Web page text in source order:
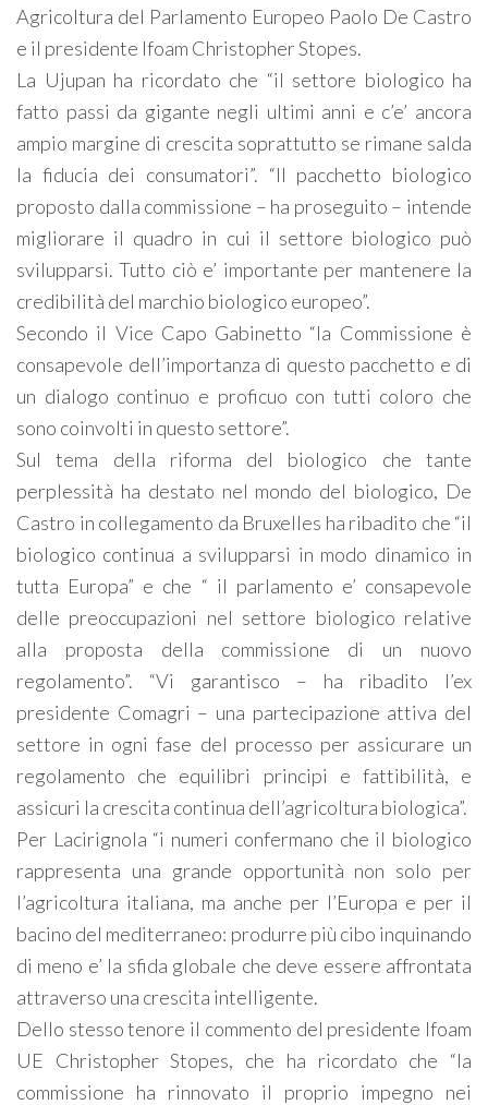
Agricoltura del Parlamento Europeo Paolo De Castro
e il presidente Ifoam Christopher Stopes.
La Ujupan ha ricordato che “il settore biologico ha
fatto passi da gigante negli ultimi anni e c’e’ ancora
ampio margine di crescita soprattutto se rimane salda
la fiducia dei consumatori”. “Il pacchetto biologico
proposto dalla commissione – ha proseguito – intende
migliorare il quadro in cui il settore biologico può
svilupparsi. Tutto ciò e’ importante per mantenere la
credibilità del marchio biologico europeo”.
Secondo il Vice Capo Gabinetto “la Commissione è
consapevole dell’importanza di questo pacchetto e di
un dialogo continuo e proficuo con tutti coloro che
sono coinvolti in questo settore”.
Sul tema della riforma del biologico che tante
perplessità ha destato nel mondo del biologico, De
Castro in collegamento da Bruxelles ha ribadito che “il
biologico continua a svilupparsi in modo dinamico in
tutta Europa” e che “ il parlamento e’ consapevole
delle preoccupazioni nel settore biologico relative
alla proposta della commissione di un nuovo
regolamento”. “Vi garantisco – ha ribadito l’ex
presidente Comagri – una partecipazione attiva del
settore in ogni fase del processo per assicurare un
regolamento che equilibri principi e fattibilità, e
assicuri la crescita continua dell’agricoltura biologica”.
Per Lacirignola “i numeri confermano che il biologico
rappresenta una grande opportunità non solo per
l’agricoltura italiana, ma anche per l’Europa e per il
bacino del mediterraneo: produrre più cibo inquinando
di meno e’ la sfida globale che deve essere affrontata
attraverso una crescita intelligente.
Dello stesso tenore il commento del presidente Ifoam
UE Christopher Stopes, che ha ricordato che “la
commissione ha rinnovato il proprio impegno nei